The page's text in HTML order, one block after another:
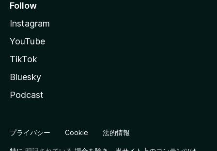
Follow
Instagram
YouTube
TikTok
Bluesky
Podcast
プライバシー Cookie 法的情報